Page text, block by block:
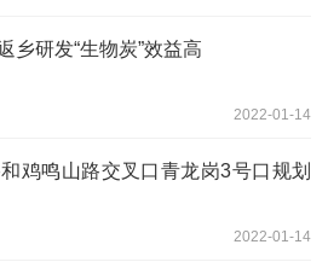
乡研发“生物炭”效益高
2022-01-14
鸡鸣山路交叉口青龙岗3号口规划
2022-01-14